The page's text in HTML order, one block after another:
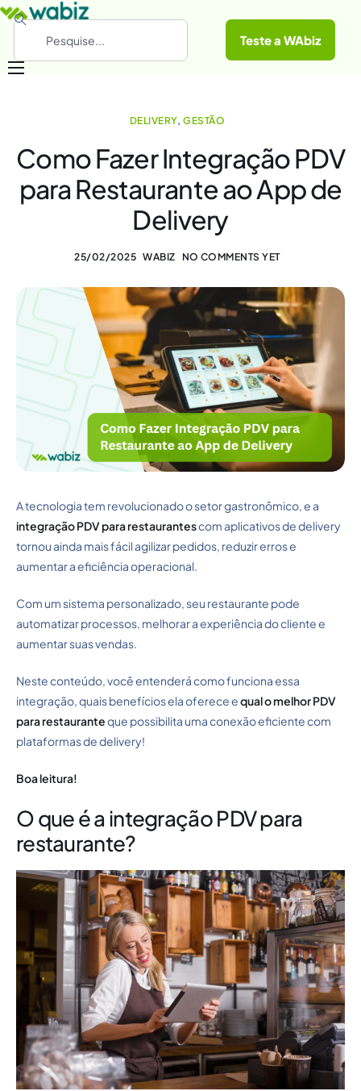
Conheça a WAbiz
Materiais Gratuitos
Teste a WAbiz
DELIVERY,GESTÃO
Como Fazer Integração PDV
para Restaurante ao App de
Delivery
25/02/2025 WABIZ NO COMMENTS YET
A tecnologia tem revolucionado o setor gastronômico, e a
integração PDV para restaurantescom aplicativos de delivery
tornou ainda mais fácil agilizar pedidos, reduzir erros e
aumentar a eficiência operacional.
Com um sistema personalizado, seu restaurante pode
automatizar processos, melhorar a experiência do cliente e
aumentar suas vendas.
Neste conteúdo, você entenderá como funciona essa
integração, quais benefícios ela oferece equal o melhor PDV
para restauranteque possibilita uma conexão eficiente com
plataformas de delivery!
Boa leitura!
O que é a integração PDV para
restaurante?